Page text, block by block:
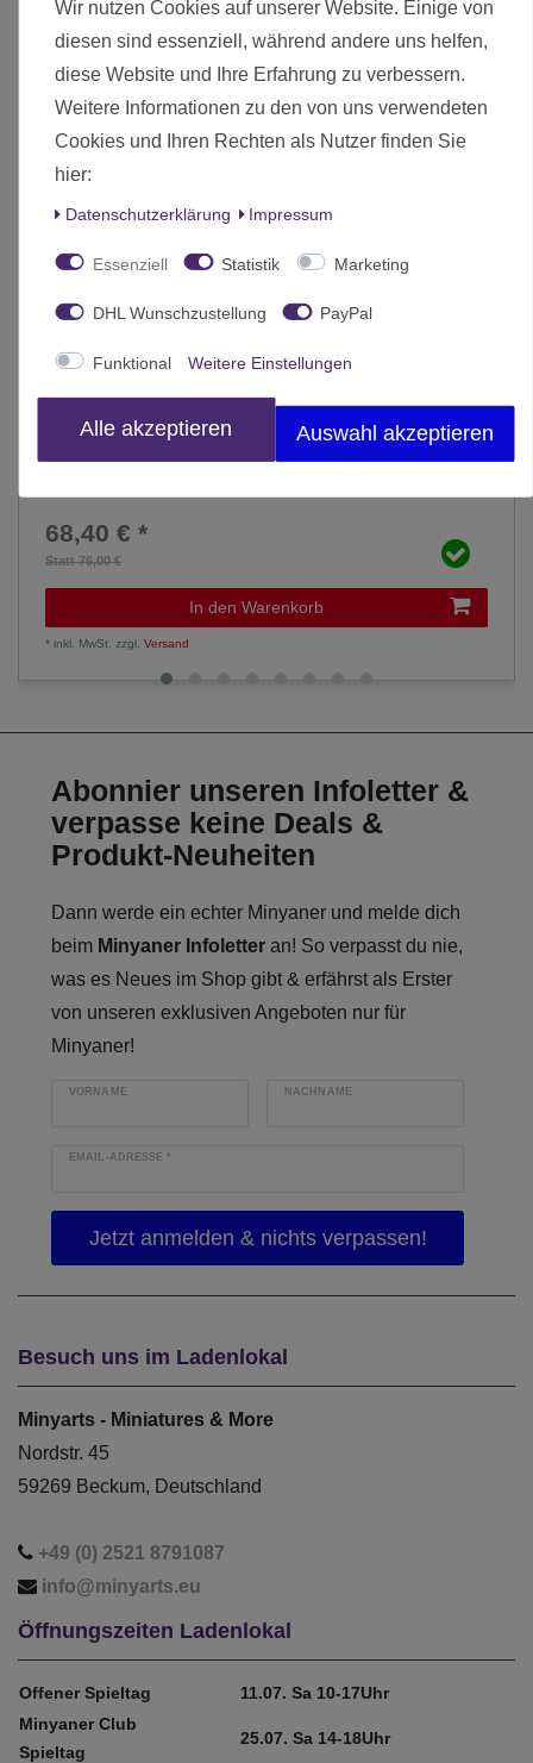
-10%
Statt 76,00 €
68,40 € *
In den Warenkorb
*inkl. MwSt. zzgl.Versand
Abonnier unseren Infoletter &
verpasse keine Deals &
Produkt-Neuheiten
Dann werde ein echter Minyaner und melde dich
beim Minyaner Infoletter an! So verpasst du nie,
was es Neues im Shop gibt & erfährst als Erster
von unseren exklusiven Angeboten nur für
Minyaner!
VORNAME NACHNAME
EMAIL-ADRESSE*
Besuch uns im Ladenlokal
Minyarts - Miniatures & More
Nordstr. 45
59269 Beckum, Deutschland
+49 (0) 2521 8791087
info@minyarts.eu
Öffnungszeiten Ladenlokal
Offener Spieltag
11.07. Sa 10-17Uhr
Minyaner Club
Spieltag
25.07. Sa 14-18Uhr
Wir nutzen Cookies auf unserer Website. Einige von
diesen sind essenziell, während andere uns helfen,
diese Website und Ihre Erfahrung zu verbessern.
Weitere Informationen zu den von uns verwendeten
Cookies und Ihren Rechten als Nutzer finden Sie
hier:
Daten­schutz­erklärung Impressum
Essenziell Statistik Marketing
DHL Wunschzustellung PayPal
Funktional Weitere Einstellungen
Alle akzeptieren Auswahl akzeptieren